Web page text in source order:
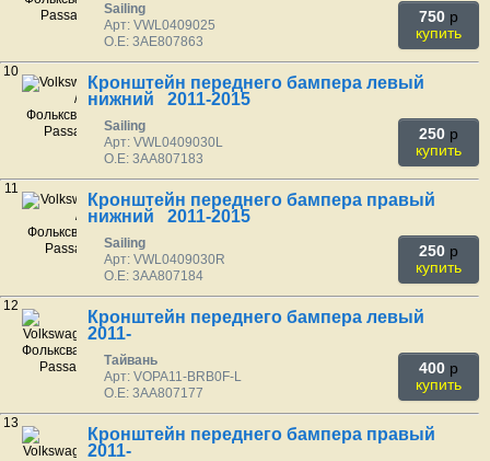
Sailing
Арт: VWL0409025
O.E: 3AE807863
750 p
купить
10
Кронштейн переднего бампера левый
нижний 2011-2015
Sailing
Арт: VWL0409030L
O.E: 3AA807183
250 p
купить
11
Кронштейн переднего бампера правый
нижний 2011-2015
Sailing
Арт: VWL0409030R
O.E: 3AA807184
250 p
купить
12
Кронштейн переднего бампера левый
2011-
Тайвань
Арт: VOPA11-BRB0F-L
O.E: 3AA807177
400 p
купить
13
Кронштейн переднего бампера правый
2011-